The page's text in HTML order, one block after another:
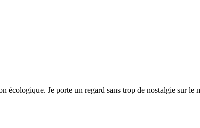
Je porte un regard sans trop de nostalgie sur le